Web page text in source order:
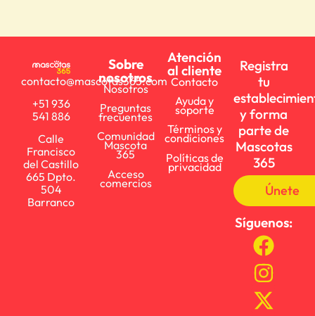
contacto@mascotas365.com
+51 936
541 886
Calle
Francisco
del Castillo
665 Dpto.
504
Barranco
Sobre
nosotros
Nosotros
Preguntas
frecuentes
Comunidad
Mascota
365
Acceso
comercios
Atención
al cliente
Contacto
Ayuda y
soporte
Términos y
condiciones
Políticas de
privacidad
Registra
tu
y forma
parte de
Mascotas
365
Únete
Síguenos: